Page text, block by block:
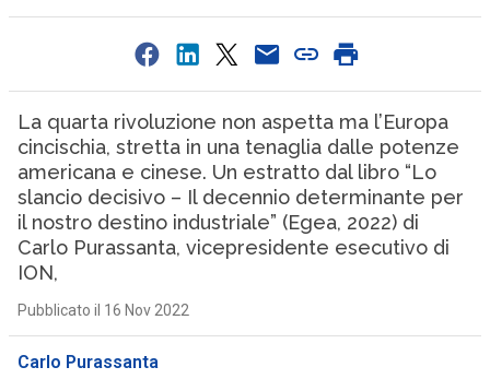
La quarta rivoluzione non aspetta ma l’Europa
cincischia, stretta in una tenaglia dalle potenze
americana e cinese. Un estratto dal libro “Lo
slancio decisivo – Il decennio determinante per
il nostro destino industriale” (Egea, 2022) di
Carlo Purassanta, vicepresidente esecutivo di
ION,
Pubblicato il 16 Nov 2022
Carlo Purassanta